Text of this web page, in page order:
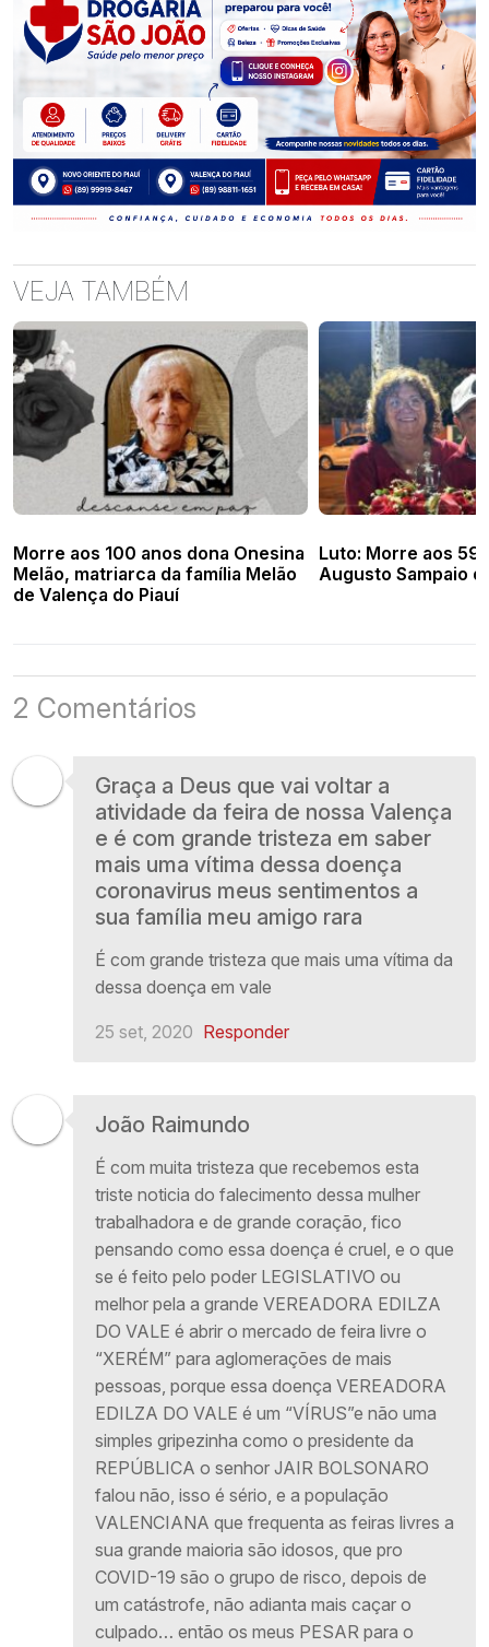
VEJA TAMBÉM
Morre aos 100 anos dona Onesina
Melão, matriarca da família Melão
de Valença do Piauí
Luto: Morre aos 59
Augusto Sampaio
2 Comentários
Graça a Deus que vai voltar a
atividade da feira de nossa Valença
e é com grande tristeza em saber
mais uma vítima dessa doença
coronavirus meus sentimentos a
sua família meu amigo rara
É com grande tristeza que mais uma vítima da
dessa doença em vale
25 set, 2020 Responder
João Raimundo
É com muita tristeza que recebemos esta
triste noticia do falecimento dessa mulher
trabalhadora e de grande coração, fico
pensando como essa doença é cruel, e o que
se é feito pelo poder LEGISLATIVO ou
melhor pela a grande VEREADORA EDILZA
DO VALE é abrir o mercado de feira livre o
“XERÉM” para aglomerações de mais
pessoas, porque essa doença VEREADORA
EDILZA DO VALE é um “VÍRUS”e não uma
simples gripezinha como o presidente da
REPÚBLICA o senhor JAIR BOLSONARO
falou não, isso é sério, e a população
VALENCIANA que frequenta as feiras livres a
sua grande maioria são idosos, que pro
COVID-19 são o grupo de risco, depois de
um catástrofe, não adianta mais caçar o
culpado… então os meus PESAR para o